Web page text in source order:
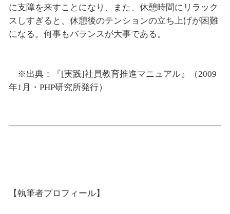
に支障を来すことになり、また、休憩時間にリラック
スしすぎると、休憩後のテンションの立ち上げが困難
になる。何事もバランスが大事である。
※出典：『[実践]社員教育推進マニュアル』（2009
年1月・PHP研究所発行）
【執筆者プロフィール】